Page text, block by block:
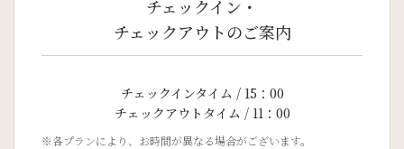
チェックイン・
チェックアウトのご案内
チェックインタイム / 15：00
チェックアウトタイム / 11：00
※各プランにより、お時間が異なる場合がございます。